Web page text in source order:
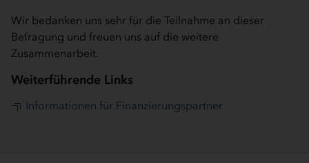
Wir bedanken uns sehr für die Teilnahme an dieser
Befragung und freuen uns auf die weitere
Zusammenarbeit.
Weiterführende Links
Informationen für Finanzierungspartner